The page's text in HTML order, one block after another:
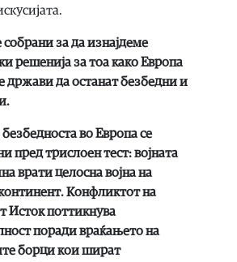
за да изнајдеме
решенија за тоа како Европа
држави да останат безбедни и
во Европа се
пред трислоен тест: војната
врати целосна војна на
Конфликтот на
Исток поттикнува
поради враќањето на
борци кои шират